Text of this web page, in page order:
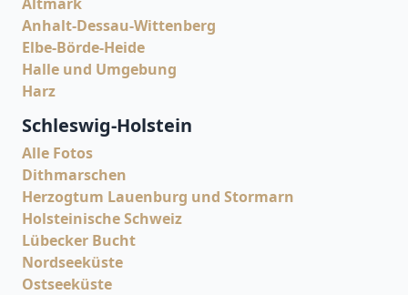
Anhalt-Dessau-Wittenberg
Elbe-Börde-Heide
Halle und Umgebung
Harz
Schleswig-Holstein
Alle Fotos
Dithmarschen
Herzogtum Lauenburg und Stormarn
Holsteinische Schweiz
Lübecker Bucht
Nordseeküste
Ostseeküste